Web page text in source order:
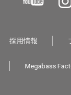
採用情報
Megabass